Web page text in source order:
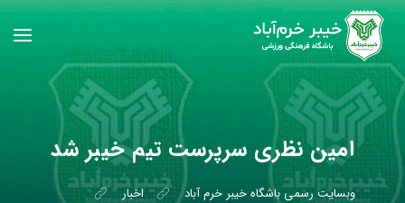
امین نظری سرپرست تیم خیبر شد
وبسایت رسمی باشگاه خیبر خرم آباد
اخبار